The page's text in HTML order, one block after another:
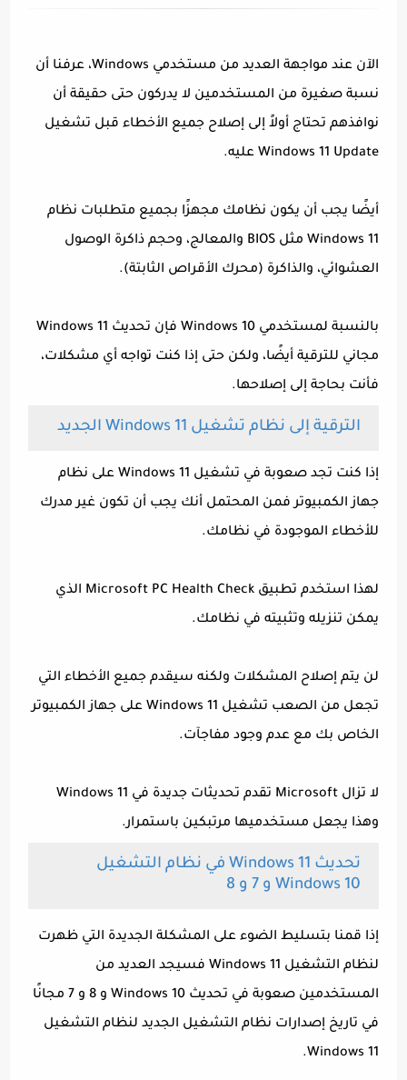
الآن عند مواجهة العديد من مستخدمي Windows، عرفنا أن
نسبة صغيرة من المستخدمين لا يدركون حتى حقيقة أن
نوافذهم تحتاج أولاً إلى إصلاح جميع الأخطاء قبل تشغيل
Windows 11 Update عليه.
أيضًا يجب أن يكون نظامك مجهزًا بجميع متطلبات نظام
Windows 11 مثل BIOS والمعالج، وحجم ذاكرة الوصول
العشوائي، والذاكرة (محرك الأقراص الثابتة).
بالنسبة لمستخدمي Windows 10 فإن تحديث Windows 11
مجاني للترقية أيضًا، ولكن حتى إذا كنت تواجه أي مشكلات،
فأنت بحاجة إلى إصلاحها.
الترقية إلى نظام تشغيل Windows 11 الجديد
إذا كنت تجد صعوبة في تشغيل Windows 11 على نظام
جهاز الكمبيوتر فمن المحتمل أنك يجب أن تكون غير مدرك
للأخطاء الموجودة في نظامك.
لهذا استخدم تطبيق Microsoft PC Health Check الذي
يمكن تنزيله وتثبيته في نظامك.
لن يتم إصلاح المشكلات ولكنه سيقدم جميع الأخطاء التي
تجعل من الصعب تشغيل Windows 11 على جهاز الكمبيوتر
الخاص بك مع عدم وجود مفاجآت.
لا تزال Microsoft تقدم تحديثات جديدة في Windows 11
وهذا يجعل مستخدميها مرتبكين باستمرار.
تحديث Windows 11 في نظام التشغيل
Windows 10 و 7 و 8
إذا قمنا بتسليط الضوء على المشكلة الجديدة التي ظهرت
لنظام التشغيل Windows 11 فسيجد العديد من
المستخدمين صعوبة في تحديث Windows 10 و 8 و 7 مجانًا
في تاريخ إصدارات نظام التشغيل الجديد لنظام التشغيل
Windows 11.